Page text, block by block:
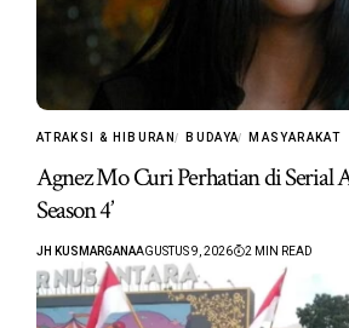
ATRAKSI & HIBURAN BUDAYA MASYARAKAT
Agnez Mo Curi Perhatian di Serial
Season 4’
JH KUSMARGANAAGUSTUS 9, 2026 2 MIN READ